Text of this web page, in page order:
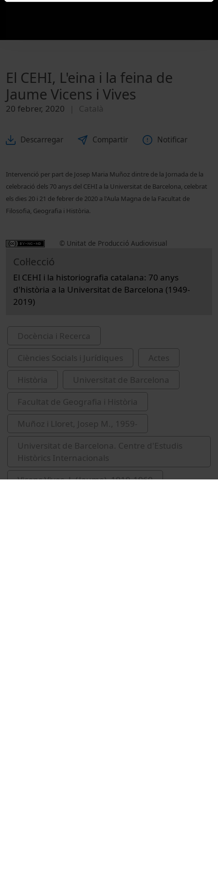
El CEHI, L'eina i la feina de
Jaume Vicens i Vives
20 febrer, 2020 Català
Descarregar Compartir Notificar
Intervenció per part de Josep Maria Muñoz dintre de la Jornada de la
celebració dels 70 anys del CEHI a la Universitat de Barcelona, celebrat
els dies 20 i 21 de febrer de 2020 a l'Aula Magna de la Facultat de
Filosofia, Geografia i Història.
© Unitat de Producció Audiovisual
Col·lecció
El CEHI i la historiografia catalana: 70 anys
d'història a la Universitat de Barcelona (1949-
2019)
Docència i Recerca
Ciències Socials i Jurídiques
Actes
Història
Universitat de Barcelona
Facultat de Geografia i Història
Muñoz i Lloret, Josep M., 1959-
Universitat de Barcelona. Centre d'Estudis
Històrics Internacionals
Vicens Vives, J. (Jaume), 1910-1960